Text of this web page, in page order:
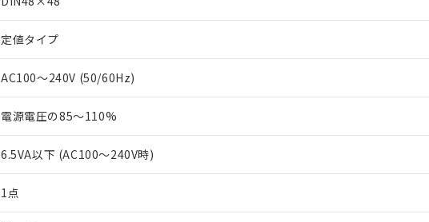
定値タイプ
AC100～240V (50/60Hz)
電源電圧の85～110%
6.5VA以下 (AC100～240V時)
1点